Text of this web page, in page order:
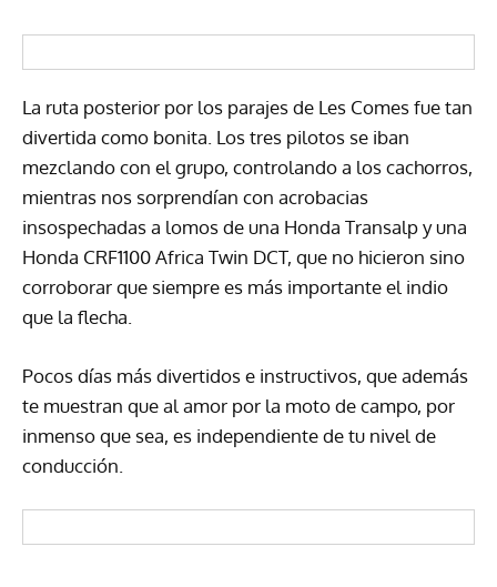
La ruta posterior por los parajes de Les Comes fue tan
divertida como bonita. Los tres pilotos se iban
mezclando con el grupo, controlando a los cachorros,
mientras nos sorprendían con acrobacias
insospechadas a lomos de una Honda Transalp y una
Honda CRF1100 Africa Twin DCT, que no hicieron sino
corroborar que siempre es más importante el indio
que la flecha.
Pocos días más divertidos e instructivos, que además
te muestran que al amor por la moto de campo, por
inmenso que sea, es independiente de tu nivel de
conducción.